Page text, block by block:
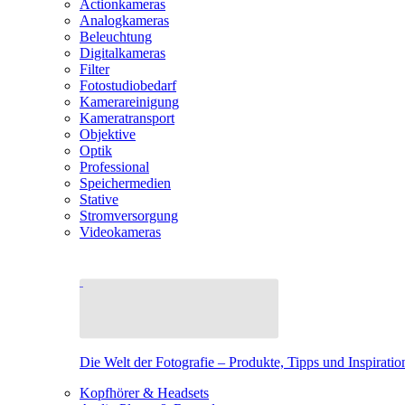
Actionkameras
Analogkameras
Beleuchtung
Digitalkameras
Filter
Fotostudiobedarf
Kamerareinigung
Kameratransport
Objektive
Optik
Professional
Speichermedien
Stative
Stromversorgung
Videokameras
Die Welt der Fotografie – Produkte, Tipps und
Kopfhörer & Headsets